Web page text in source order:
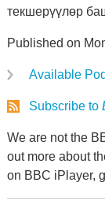
текшерүүлөр
Published on
Available
Subscribe to
We are not the
out more about
on BBC iPlayer,